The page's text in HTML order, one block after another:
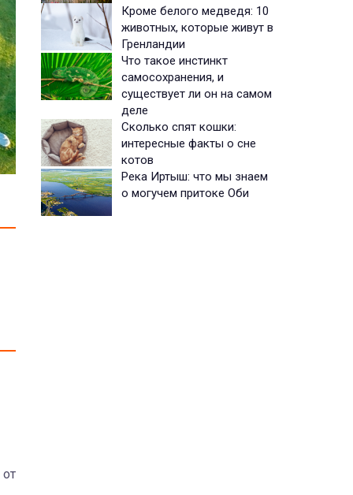
Кроме белого медведя: 10
животных, которые живут в
Гренландии
Что такое инстинкт
самосохранения, и
существует ли он на самом
деле
Сколько спят кошки:
интересные факты о сне
котов
Река Иртыш: что мы знаем
о могучем притоке Оби